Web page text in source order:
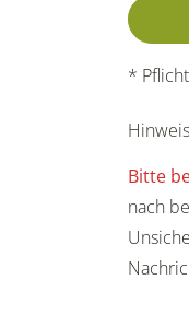
*
Hinweis
Bitte
nach